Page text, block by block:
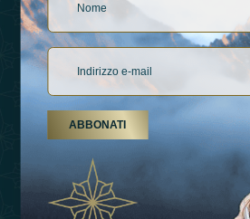
Collegamenti
ABBONATI